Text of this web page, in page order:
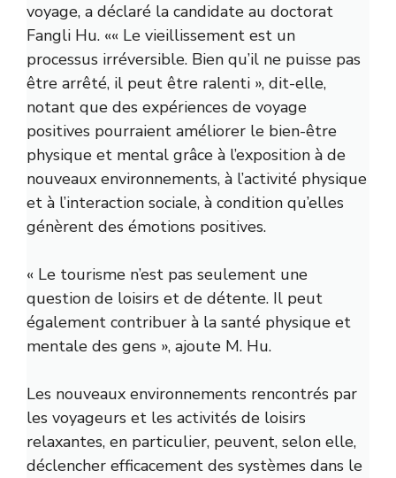
voyage, a déclaré la candidate au doctorat
Fangli Hu. «« Le vieillissement est un
processus irréversible. Bien qu’il ne puisse pas
être arrêté, il peut être ralenti », dit-elle,
notant que des expériences de voyage
positives pourraient améliorer le bien-être
physique et mental grâce à l’exposition à de
nouveaux environnements, à l’activité physique
et à l’interaction sociale, à condition qu’elles
génèrent des émotions positives.
« Le tourisme n’est pas seulement une
question de loisirs et de détente. Il peut
également contribuer à la santé physique et
mentale des gens », ajoute M. Hu.
Les nouveaux environnements rencontrés par
les voyageurs et les activités de loisirs
relaxantes, en particulier, peuvent, selon elle,
déclencher efficacement des systèmes dans le